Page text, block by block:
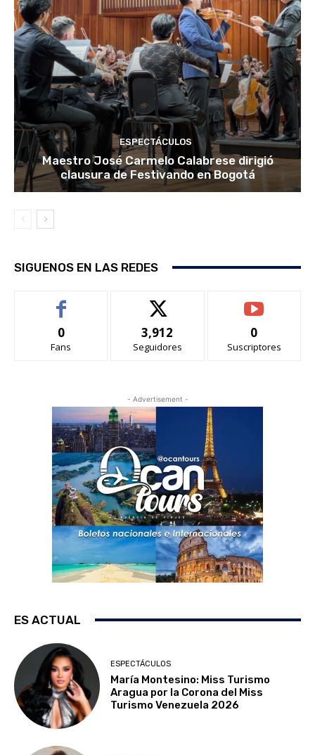
ESPECTÁCULOS
Maestro José Carmelo Calabrese dirigió
clausura de Festivando en Bogotá
SIGUENOS EN LAS REDES
0
Fans
3,912
Seguidores
0
Suscriptores
- Advertisement -
ES ACTUAL
ESPECTÁCULOS
María Montesino: Miss Turismo
Aragua por la Corona del Miss
Turismo Venezuela 2026